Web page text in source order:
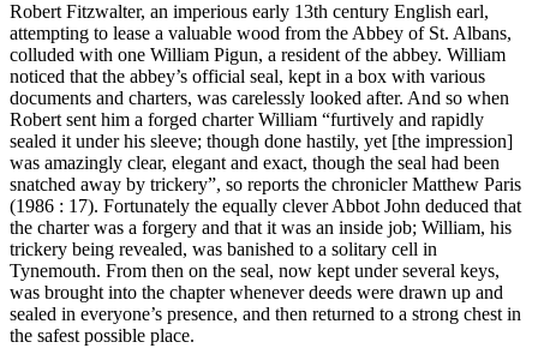
Robert Fitzwalter, an imperious early 13th century English earl,
attempting to lease a valuable wood from the Abbey of St. Albans,
colluded with one William Pigun, a resident of the abbey. William
noticed that the abbey’s official seal, kept in a box with various
documents and charters, was carelessly looked after. And so when
Robert sent him a forged charter William “furtively and rapidly
sealed it under his sleeve; though done hastily, yet [the impression]
was amazingly clear, elegant and exact, though the seal had been
snatched away by trickery”, so reports the chronicler Matthew Paris
(1986 : 17). Fortunately the equally clever Abbot John deduced that
the charter was a forgery and that it was an inside job; William, his
trickery being revealed, was banished to a solitary cell in
Tynemouth. From then on the seal, now kept under several keys,
was brought into the chapter whenever deeds were drawn up and
sealed in everyone’s presence, and then returned to a strong chest in
the safest possible place.